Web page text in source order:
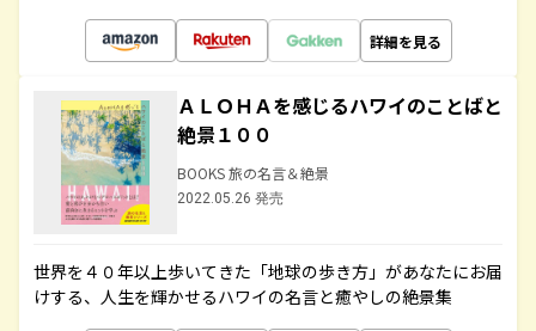
詳細を見る
ＡＬＯＨＡを感じるハワイのことばと
絶景１００
BOOKS 旅の名言＆絶景
2022.05.26 発売
世界を４０年以上歩いてきた「地球の歩き方」があなたにお届
けする、人生を輝かせるハワイの名言と癒やしの絶景集